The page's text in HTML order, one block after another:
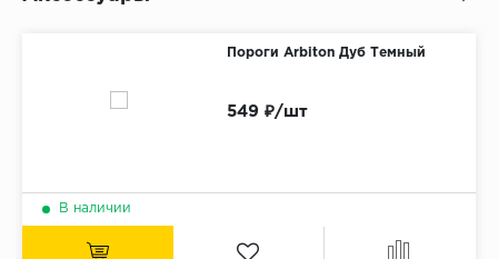
Пороги Arbiton Дуб Темный
549 ₽/шт
В наличии